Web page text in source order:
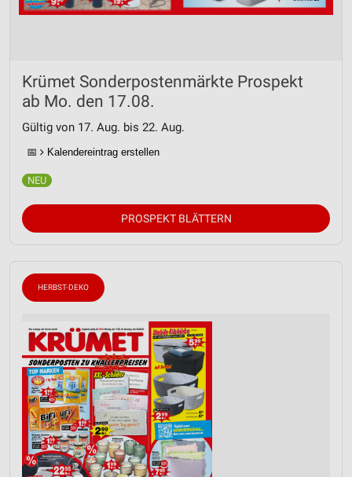
Krümet Sonderpostenmärkte Prospekt
ab Mo. den 17.08.
Gültig von 17. Aug. bis 22. Aug.
📅 Kalendereintrag erstellen
PROSPEKT BLÄTTERN
HERBST-DEKO